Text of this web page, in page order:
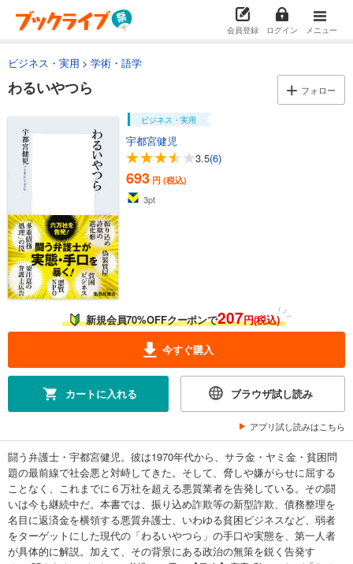
会員登録 ログイン メニュー
ビジネス・実用 学術・語学
わるいやつら フォロー
ビジネス・実用
宇都宮健児
3.5(6)
693 円 (税込)
3pt
新規会員70%OFFクーポンで207円(税込)
今すぐ購入
カートに入れる ブラウザ試し読み
アプリ試し読みはこちら
闘う弁護士・宇都宮健児。彼は1970年代から、サラ金・ヤミ金・貧困問
題の最前線で社会悪と対峙してきた。そして、脅しや嫌がらせに屈する
ことなく、これまでに６万社を超える悪質業者を告発している。その闘
いは今も継続中だ。本書では、振り込め詐欺等の新型詐欺、債務整理を
名目に返済金を横領する悪質弁護士、いわゆる貧困ビジネスなど、弱者
をターゲットにした現代の「わるいやつら」の手口や実態を、第一人者
が具体的に解説。加えて、その背景にある政治の無策を鋭く告発す